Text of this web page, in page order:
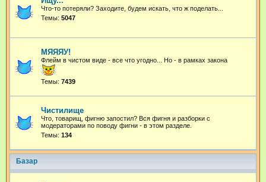
Что-то потеряли? Заходите, будем искать, что ж поделать...
Темы: 5047
МЯЯЯУ!
Флейм в чистом виде - все что угодно... Но - в рамках закона
Темы: 7439
Чистилище
Что, товарищ, фигню запостил? Вся фигня и разборки с
модераторами по поводу фигни - в этом разделе.
Темы: 134
Базар